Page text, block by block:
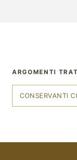
ARGOMENTI
CONSERVANTI